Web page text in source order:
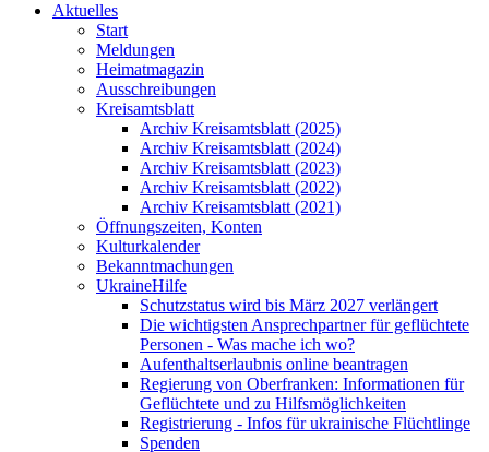
Aktuelles
Start
Meldungen
Heimatmagazin
Ausschreibungen
Kreisamtsblatt
Archiv Kreisamtsblatt (2025)
Archiv Kreisamtsblatt (2024)
Archiv Kreisamtsblatt (2023)
Archiv Kreisamtsblatt (2022)
Archiv Kreisamtsblatt (2021)
Öffnungszeiten, Konten
Kulturkalender
Bekanntmachungen
UkraineHilfe
Schutzstatus wird bis März 2027 verlängert
Die wichtigsten Ansprechpartner für geflüchtete
Personen - Was mache ich wo?
Aufenthaltserlaubnis online beantragen
Regierung von Oberfranken: Informationen für
Geflüchtete und zu Hilfsmöglichkeiten
Registrierung - Infos für ukrainische Flüchtlinge
Spenden